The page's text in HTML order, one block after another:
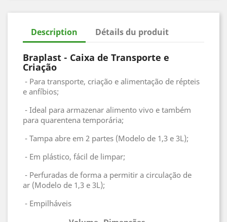
Description Détails du produit
Braplast - Caixa de Transporte e
Criação
- Para transporte, criação e alimentação de répteis
e anfíbios;
- Ideal para armazenar alimento vivo e também
para quarentena temporária;
- Tampa abre em 2 partes (Modelo de 1,3 e 3L);
- Em plástico, fácil de limpar;
- Perfuradas de forma a permitir a circulação de
ar (Modelo de 1,3 e 3L);
- Empilháveis